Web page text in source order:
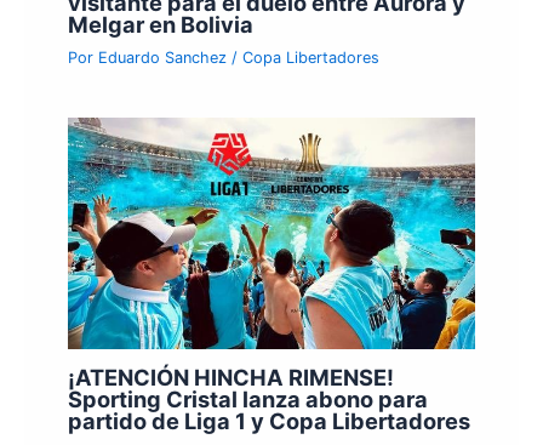
Melgar en Bolivia
Por Eduardo Sanchez /Copa Libertadores
¡ATENCIÓN HINCHA RIMENSE!
Sporting Cristal lanza abono para
partido de Liga 1 y Copa Libertadores